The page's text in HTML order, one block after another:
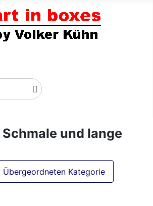
und lange
Übergeordneten Kategorie